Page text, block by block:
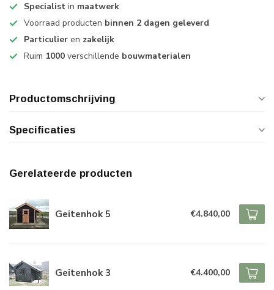
Specialist in maatwerk
Voorraad producten binnen 2 dagen geleverd
Particulier en zakelijk
Ruim 1000 verschillende bouwmaterialen
Productomschrijving
Specificaties
Gerelateerde producten
Geitenhok 5 €4.840,00
Geitenhok 3 €4.400,00